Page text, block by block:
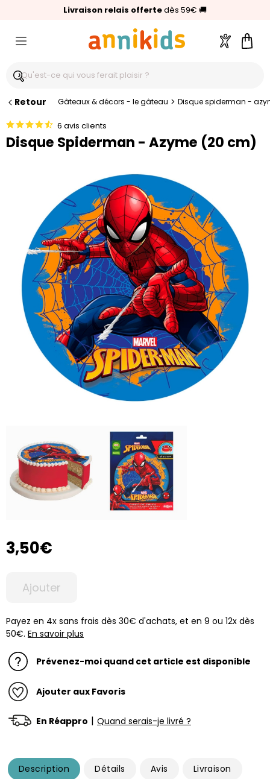
Livraison relais offertedès 59€ 🚚
🥇Palmarès Capital 2025 :Annikids N°1
⭐⭐⭐⭐⭐4,6/5(24 000 avis clients)
Compte
Retour Gâteaux & décors - le gâteau > Disque spiderman -
6 avis clients
Disque Spiderman - Azyme (20 cm)
3,50€
Ajouter
Payez en 4x sans frais dès 30€ d'achats, et en 9 ou 12x dès
50€. En savoir plus
Prévenez-moi quand cet article est disponible
Ajouter aux Favoris
En Réappro | Quand serais-je livré ?
Description Détails Avis Livraison